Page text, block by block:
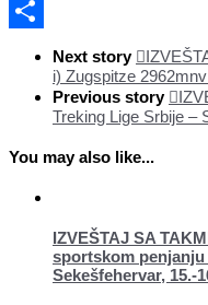
PrintFriendly
Next story
i) Zugspitze
Previous story
Treking Lige Srbije –
You may also like...
IZVEŠTAJ SA
sportskom
Sekešfehervar, 15.-